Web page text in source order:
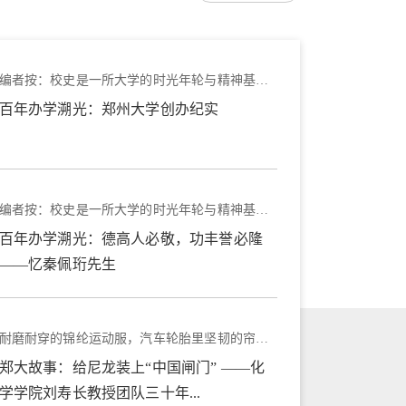
编者按：校史是一所大学的时光年轮与精神基因。自1928年开办医学肇始...
年办学溯光：郑州大学创办纪实
年办学溯光：德高人必敬，功丰誉必隆
忆秦佩珩先生
耐磨耐穿的锦纶运动服，汽车轮胎里坚韧的帘子布，飞机机舱的内饰材料...
大故事：给尼龙装上“中国闸门” ——化
学院刘寿长教授团队三十年...